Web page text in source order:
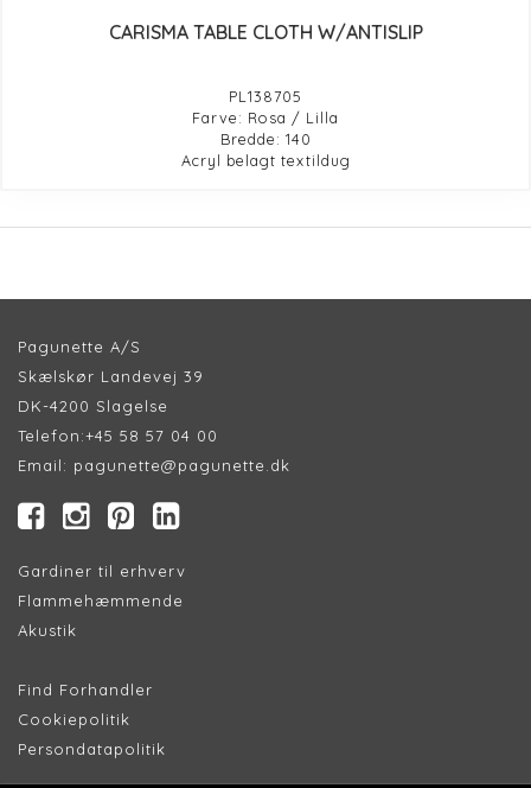
CARISMA TABLE CLOTH W/ANTISLIP
PL138705
Farve: Rosa / Lilla
Bredde: 140
Acryl belagt textildug
Pagunette A/S
Skælskør Landevej 39
DK-4200 Slagelse
Telefon:+45 58 57 04 00
Email: pagunette@pagunette.dk
Gardiner til erhverv
Flammehæmmende
Akustik
Find Forhandler
Cookiepolitik
Persondatapolitik